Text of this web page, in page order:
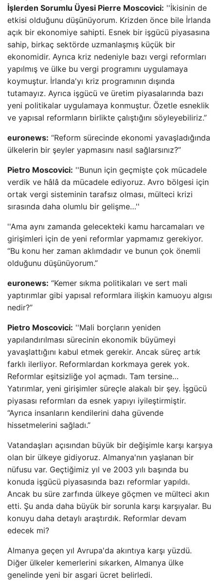
İşlerden Sorumlu Üyesi Pierre Moscovici: ''İkisinin de
etkisi olduğunu düşünüyorum. Krizden önce bile İrlanda
açık bir ekonomiye sahipti. Esnek bir işgücü piyasasına
sahip, birkaç sektörde uzmanlaşmış küçük bir
ekonomidir. Ayrıca kriz nedeniyle bazı vergi reformları
yapılmış ve ülke bu vergi programını uygulamaya
koymuştur. İrlanda'yı kriz programının dışında
tutamayız. Ayrıca işgücü ve üretim piyasalarında bazı
yeni politikalar uygulamaya konmuştur. Özetle esneklik
ve yapısal reformların birlikte çalıştığını söyleyebiliriz.”
euronews: “Reform sürecinde ekonomi yavaşladığında
ülkelerin bir şeyler yapmasını nasıl sağlarsınız?”
Pietro Moscovici: ''Bunun için geçmişte çok mücadele
verdik ve hâlâ da mücadele ediyoruz. Avro bölgesi için
ortak vergi sisteminin tarafsız olması, mülteci krizi
sırasında daha olumlu bir gelişme…''
''Ama aynı zamanda gelecekteki kamu harcamaları ve
girişimleri için de yeni reformlar yapmamız gerekiyor.
“Bu konu her zaman aklımdadır ve bunun çok önemli
olduğunu düşünüyorum.”
euronews: “Kemer sıkma politikaları ve sert mali
yaptırımlar gibi yapısal reformlara ilişkin kamuoyu algısı
nedir?”
Pietro Moscovici: ''Mali borçların yeniden
yapılandırılması sürecinin ekonomik büyümeyi
yavaşlattığını kabul etmek gerekir. Ancak süreç artık
farklı ilerliyor. Reformlardan korkmaya gerek yok.
Reformlar eşitsizliğe yol açmadı. Tam tersine…
Yatırımlar, yeni girişimler süreçle alakalı bir şey. İşgücü
piyasası reformları da esnek yapıyı iyileştirmiştir.
“Ayrıca insanların kendilerini daha güvende
hissetmelerini sağladı.”
Vatandaşları açısından büyük bir değişimle karşı karşıya
olan bir ülkeye gidiyoruz. Almanya'nın yaşlanan bir
nüfusu var. Geçtiğimiz yıl ve 2003 yılı başında bu
konuda işgücü piyasasında bazı reformlar yapıldı.
Ancak bu süre zarfında ülkeye göçmen ve mülteci akın
etti. Şu anda daha büyük bir sorunla karşı karşıyalar. Bu
konuyu daha detaylı araştırdık. Reformlar devam
edecek mi?
Almanya geçen yıl Avrupa'da akıntıya karşı yüzdü.
Diğer ülkeler kemerlerini sıkarken, Almanya ülke
genelinde yeni bir asgari ücret belirledi.